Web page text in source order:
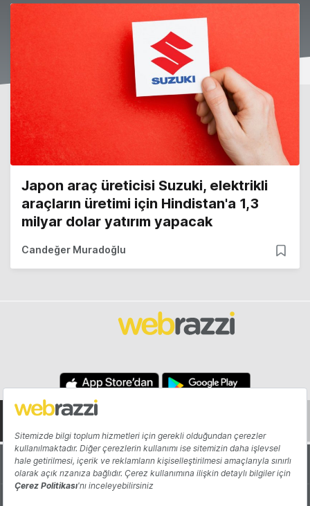
Japon araç üreticisi Suzuki, elektrikli
araçların üretimi için Hindistan'a 1,3
milyar dolar yatırım yapacak
Candeğer Muradoğlu
Hakkında Yazarlar